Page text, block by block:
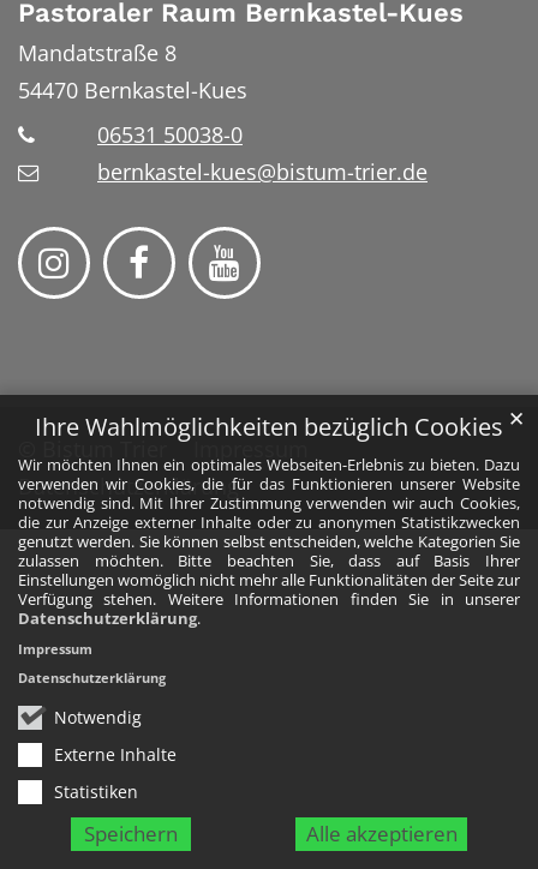
Ihre Wahlmöglichkeiten bezüglich Cookies
Wir möchten Ihnen ein optimales Webseiten-Erlebnis zu bieten. Dazu
verwenden wir Cookies, die für das Funktionieren unserer Website
notwendig sind. Mit Ihrer Zustimmung verwenden wir auch Cookies,
die zur Anzeige externer Inhalte oder zu anonymen Statistikzwecken
genutzt werden. Sie können selbst entscheiden, welche Kategorien Sie
zulassen möchten. Bitte beachten Sie, dass auf Basis Ihrer
Einstellungen womöglich nicht mehr alle Funktionalitäten der Seite zur
Verfügung stehen. Weitere Informationen finden Sie in unserer
Datenschutzerklärung.
Notwendig
Externe Inhalte
Statistiken
Speichern Alle akzeptieren
✕
Impressum
Datenschutzerklärung
Pastoraler Raum Bernkastel-Kues
Mandatstraße 8
54470 Bernkastel-Kues
06531 50038-0
bernkastel-kues@bistum-trier.de
Datenschutzerklärung